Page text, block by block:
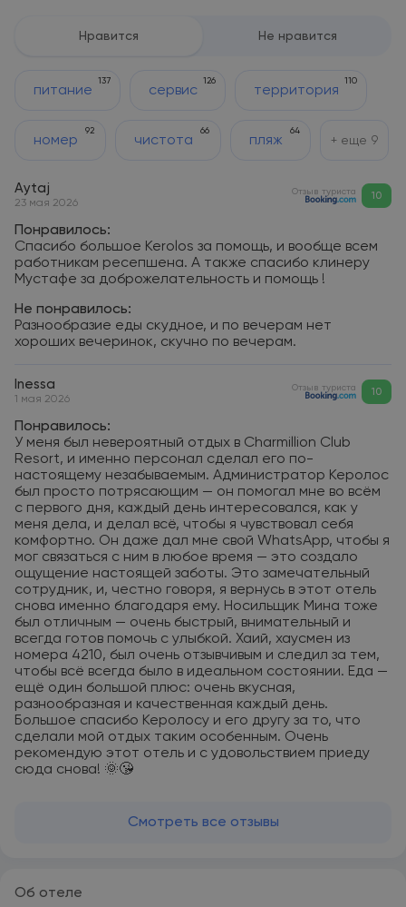
Нравится Не нравится
питание
137
сервис
126
территория
110
номер
92
чистота
66
пляж
64
+ еще 9
Aytaj
23 мая 2026
Отзыв туриста 10
Понравилось:
Спасибо большое Kerolos за помощь, и вообще всем
работникам ресепшена. А также спасибо клинеру
Мустафе за доброжелательность и помощь !
Не понравилось:
Разнообразие еды скудное, и по вечерам нет
хороших вечеринок, скучно по вечерам.
Inessa
1 мая 2026
Отзыв туриста 10
Понравилось:
У меня был невероятный отдых в Charmillion Club
Resort, и именно персонал сделал его по-
настоящему незабываемым. Администратор Керолос
был просто потрясающим — он помогал мне во всём
с первого дня, каждый день интересовался, как у
меня дела, и делал всё, чтобы я чувствовал себя
комфортно. Он даже дал мне свой WhatsApp, чтобы я
мог связаться с ним в любое время — это создало
ощущение настоящей заботы. Это замечательный
сотрудник, и, честно говоря, я вернусь в этот отель
снова именно благодаря ему. Носильщик Мина тоже
был отличным — очень быстрый, внимательный и
всегда готов помочь с улыбкой. Хаий, хаусмен из
номера 4210, был очень отзывчивым и следил за тем,
чтобы всё всегда было в идеальном состоянии. Еда —
ещё один большой плюс: очень вкусная,
разнообразная и качественная каждый день.
Большое спасибо Керолосу и его другу за то, что
сделали мой отдых таким особенным. Очень
рекомендую этот отель и с удовольствием приеду
сюда снова! 🌞😘
Смотреть все отзывы
Об отеле